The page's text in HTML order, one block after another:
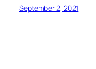
September 2, 2021